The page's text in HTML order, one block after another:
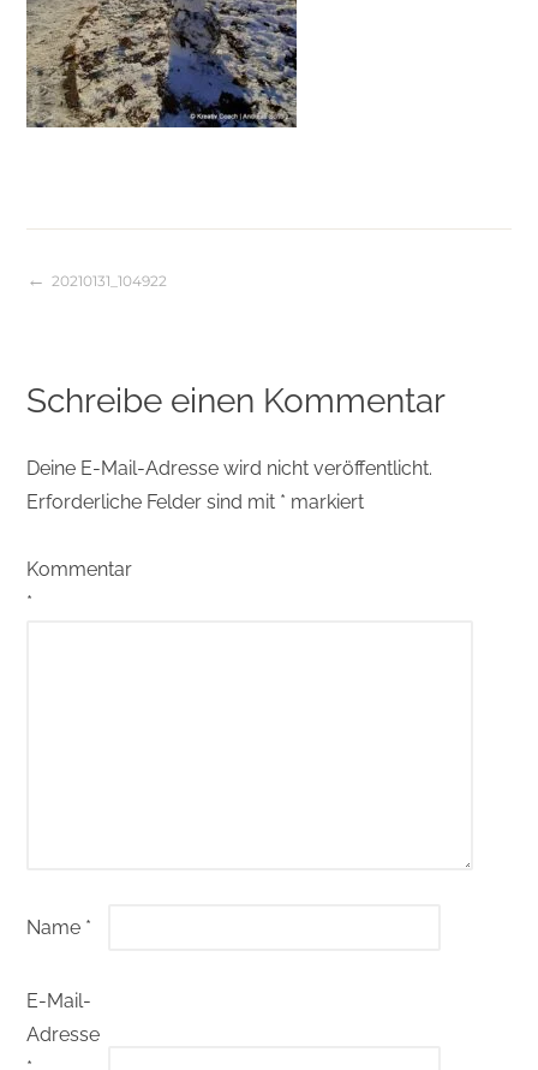
Beitragsnavigation
20210131_104922
Schreibe einen Kommentar
Deine E-Mail-Adresse wird nicht veröffentlicht.
Erforderliche Felder sind mit * markiert
Kommentar
*
Name *
E-Mail-
Adresse